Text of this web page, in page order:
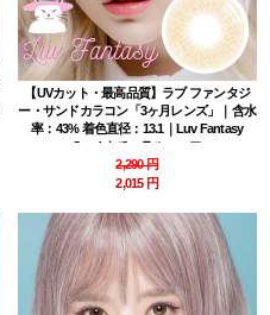
【UVカット・最高品質】ラブ ファンタジ
ー・サンドカラコン「3ヶ月レンズ」｜含水
率：43% 着色直径：13.1｜Luv Fantasy
Sand ナチュラルハーフ
2,290 円
2,015 円